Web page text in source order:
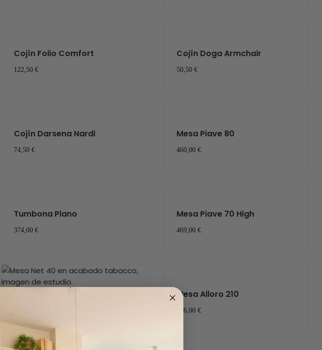
Cojín Folio Comfort
122,50 €
Cojín Doga Armchair
50,50 €
Cojín Darsena Nardi
74,50 €
Mesa Piave 80
460,00 €
Tumbona Plano
374,00 €
Mesa Piave 70 High
469,00 €
Mesa Alloro 210
756,00 €